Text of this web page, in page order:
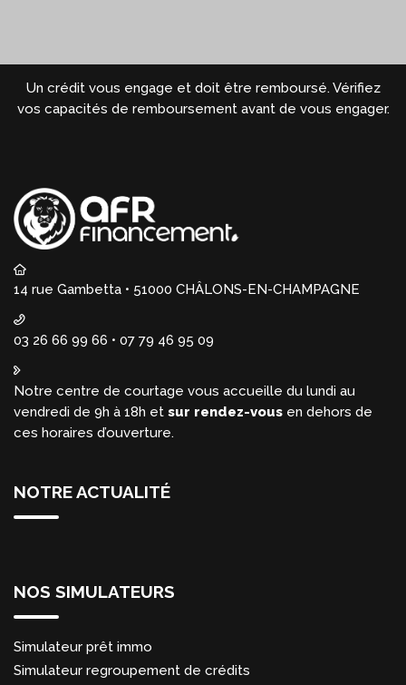
Un crédit vous engage et doit être remboursé. Vérifiez
vos capacités de remboursement avant de vous engager.
14 rue Gambetta • 51000 CHÂLONS-EN-CHAMPAGNE
03 26 66 99 66 • 07 79 46 95 09
Notre centre de courtage vous accueille du lundi au
vendredi de 9h à 18h et sur rendez-vous en dehors de
ces horaires d’ouverture.
NOTRE ACTUALITÉ
NOS SIMULATEURS
Simulateur prêt immo
Simulateur regroupement de crédits